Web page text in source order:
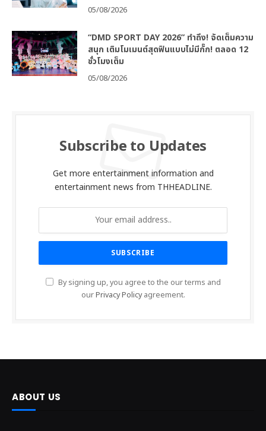
05/08/2026
“DMD SPORT DAY 2026” ทำถึง! จัดเต็มความ
สนุก เติมโมเมนต์สุดฟินแบบไม่มีกั๊ก! ตลอด 12
ชั่วโมงเต็ม
05/08/2026
Subscribe to Updates
Get more entertainment information and
entertainment news from THHEADLINE.
By signing up, you agree to the our terms and
ourPrivacy Policyagreement.
ABOUT US